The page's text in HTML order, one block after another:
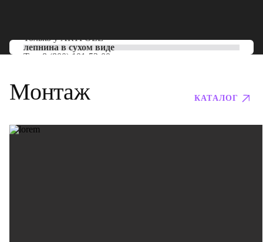
Только уARTPOLE
лепнина в сухом виде
Тел: 8 (800) 101-53-00
Монтаж КАТАЛОГ